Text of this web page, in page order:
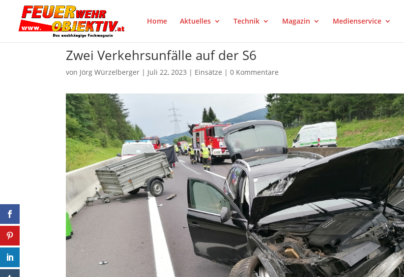
Home Aktuelles Technik Magazin Medienservice
Zwei Verkehrsunfälle auf der S6
von Jörg Würzelberger | Juli 22, 2023 | Einsätze |0 Kommentare
auf facebook teilen Pinterest LinkedIn Tumblr